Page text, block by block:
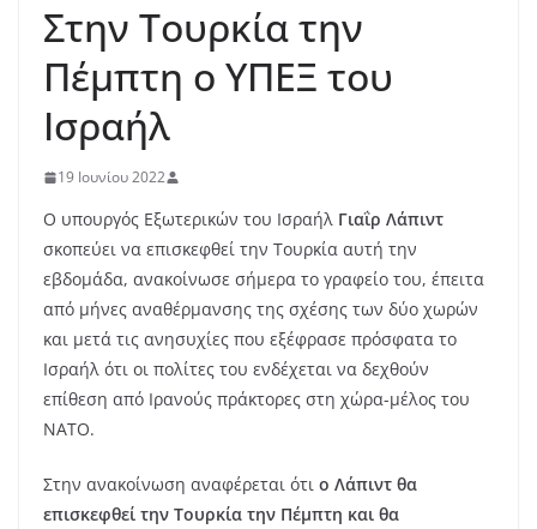
Στην Τουρκία την
Πέμπτη ο ΥΠΕΞ του
Ισραήλ
19 Ιουνίου 2022
Ο υπουργός Εξωτερικών του Ισραήλ Γιαΐρ Λάπιντ
σκοπεύει να επισκεφθεί την Τουρκία αυτή την
εβδομάδα, ανακοίνωσε σήμερα το γραφείο του, έπειτα
από μήνες αναθέρμανσης της σχέσης των δύο χωρών
και μετά τις ανησυχίες που εξέφρασε πρόσφατα το
Ισραήλ ότι οι πολίτες του ενδέχεται να δεχθούν
επίθεση από Ιρανούς πράκτορες στη χώρα-μέλος του
ΝΑΤΟ.
Στην ανακοίνωση αναφέρεται ότι ο Λάπιντ θα
επισκεφθεί την Τουρκία την Πέμπτη και θα